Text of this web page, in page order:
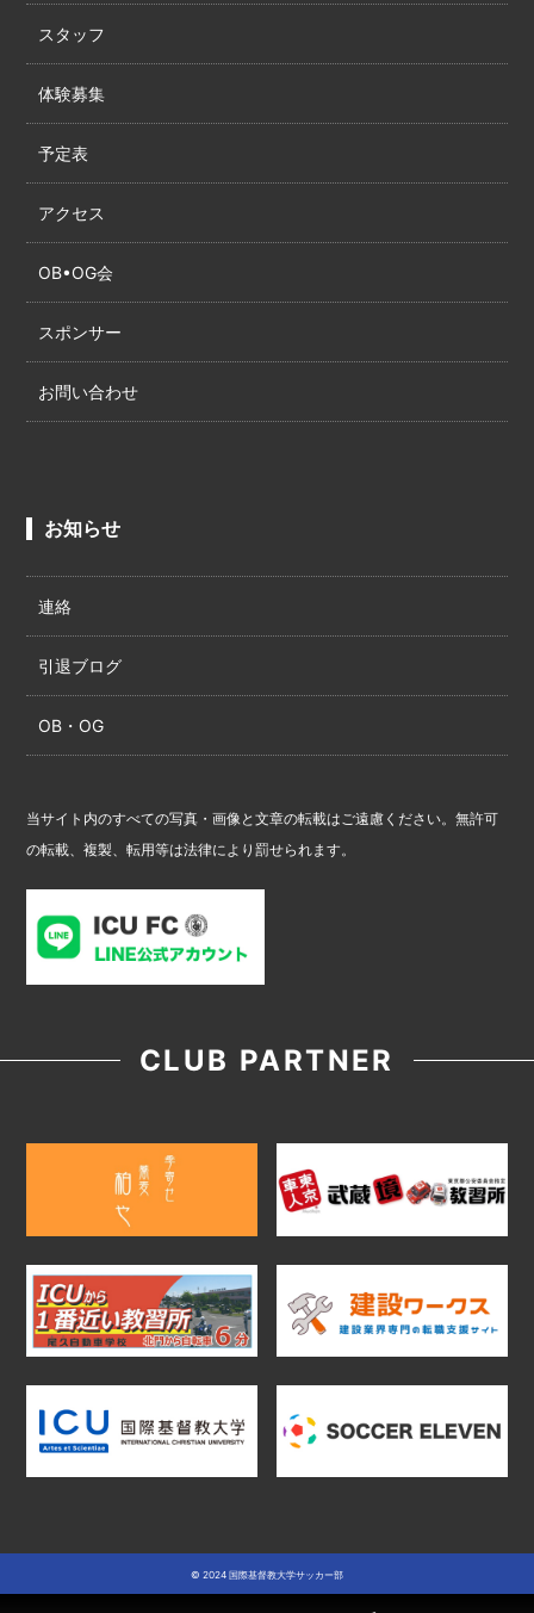
スタッフ
体験募集
予定表
アクセス
OB•OG会
スポンサー
お問い合わせ
お知らせ
連絡
引退ブログ
OB・OG
当サイト内のすべての写真・画像と文章の転載はご遠慮ください。無許可
の転載、複製、転用等は法律により罰せられます。
CLUB PARTNER
© 2024 国際基督教大学サッカー部